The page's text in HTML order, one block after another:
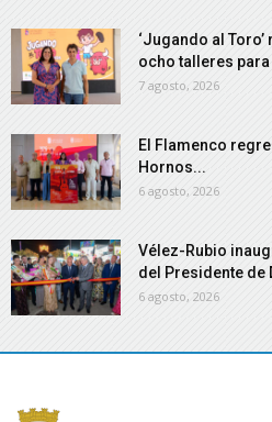
‘Jugando al
ocho talleres
7 agosto, 2026
El Flamenco
Hornos...
6 agosto, 2026
Vélez-Rubio
del Presidente de
6 agosto, 2026